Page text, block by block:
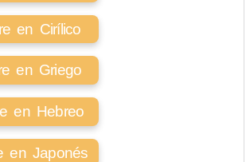
en Cirílico
en Griego
en Hebreo
en Japonés